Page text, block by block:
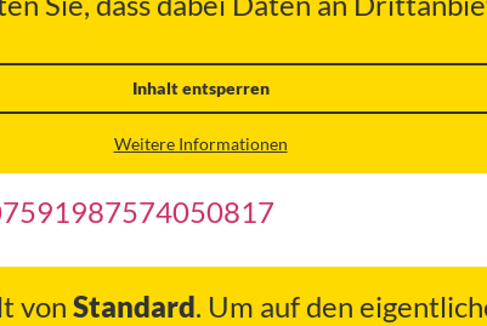
Inhalt entsperren
Weitere Informationen
von Standard. Um auf den